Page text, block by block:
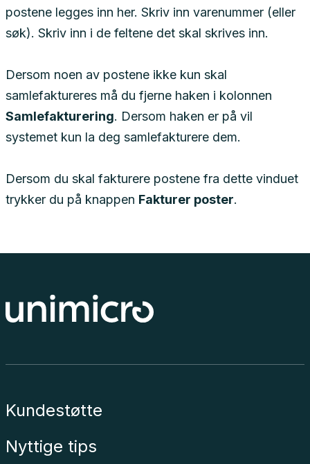
postene legges inn her. Skriv inn varenummer (eller
søk). Skriv inn i de feltene det skal skrives inn.
Dersom noen av postene ikke kun skal
samlefaktureres må du fjerne haken i kolonnen
Samlefakturering. Dersom haken er på vil
systemet kun la deg samlefakturere dem.
Dersom du skal fakturere postene fra dette vinduet
trykker du på knappen Fakturer poster.
Kundestøtte
Nyttige tips